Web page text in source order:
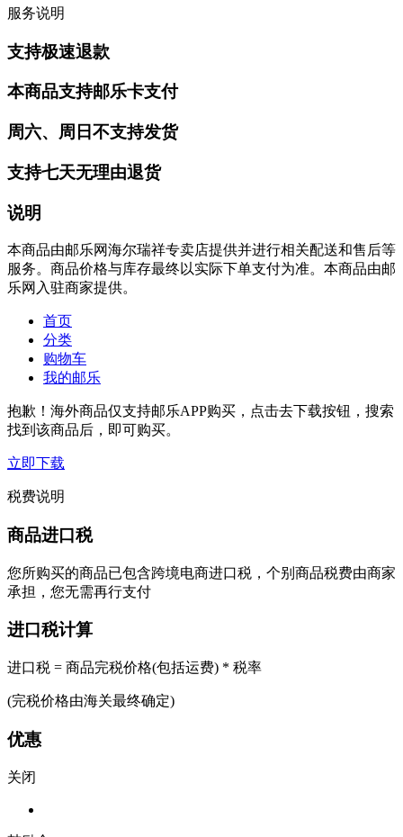
服务说明
支持极速退款
本商品支持邮乐卡支付
周六、周日不支持发货
支持七天无理由退货
说明
本商品由邮乐网海尔瑞祥专卖店提供并进行相关配送和售后等
服务。商品价格与库存最终以实际下单支付为准。本商品由邮
乐网入驻商家提供。
首页
分类
购物车
我的邮乐
抱歉！海外商品仅支持邮乐APP购买，点击去下载按钮，搜索
找到该商品后，即可购买。
立即下载
税费说明
商品进口税
您所购买的商品已包含跨境电商进口税，个别商品税费由商家
承担，您无需再行支付
进口税计算
进口税 = 商品完税价格(包括运费) * 税率
(完税价格由海关最终确定)
优惠
关闭